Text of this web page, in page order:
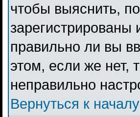
чтобы выяснить,
зарегистрированы
правильно ли вы
этом, если же нет,
неправильно
Вернуться к началу